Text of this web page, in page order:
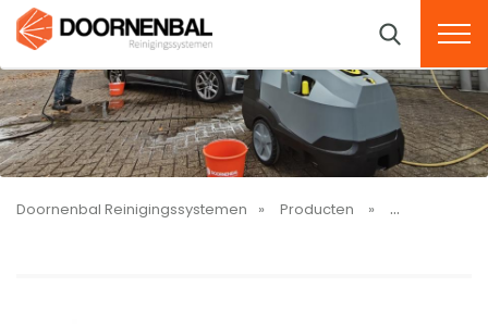
Doornenbal Reinigingssystemen Producten